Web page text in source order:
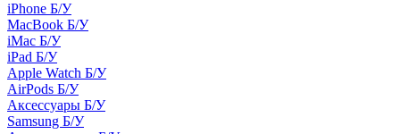
iPhone Б/У
MacBook Б/У
iMac Б/У
iPad Б/У
Apple Watch Б/У
AirPods Б/У
Аксессуары Б/У
Samsung Б/У